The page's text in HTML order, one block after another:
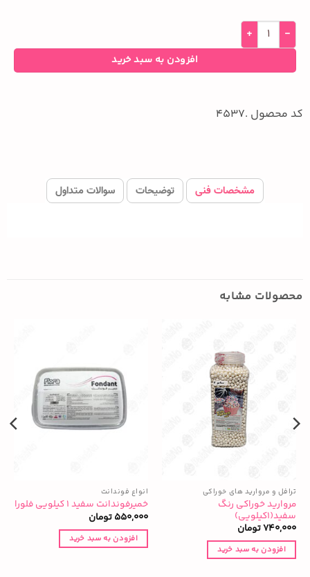
افزودن به سبد خرید
کد محصول .4537
مشخصات فنی توضیحات سوالات متداول
محصولات مشابه
ترافل و مروارید های خوراکی
مروارید خوراکی رنگ
سفید(۱کیلویی)
740,000تومان
افزودن به سبد خرید
انواع فوندانت
خمیرفوندانت سفید ۱ کیلویی فلورا
550,000تومان
افزودن به سبد خرید